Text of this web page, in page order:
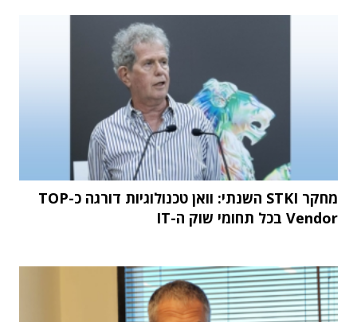
מחקר STKI השנתי: וואן טכנולוגיות דורגה כ-TOP
Vendor בכל תחומי שוק ה-IT